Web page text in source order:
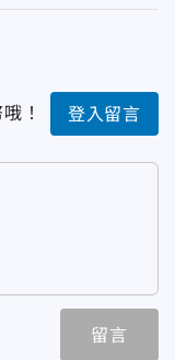
！ 登入留言
留言